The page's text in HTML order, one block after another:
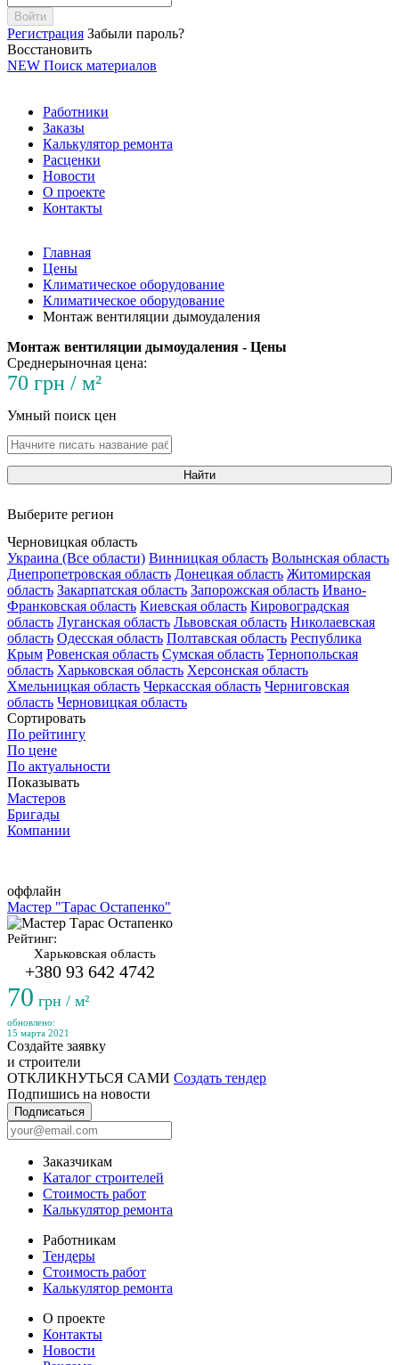
Войти
Регистрация Забыли пароль?
Восстановить
NEW Поиск материалов
Работники
Заказы
Калькулятор ремонта
Расценки
Новости
О проекте
Контакты
Главная
Цены
Климатическое оборудование
Климатическое оборудование
Монтаж вентиляции дымоудаления
Монтаж вентиляции дымоудаления - Цены
Среднерыночная цена:
70 грн / м²
Умный поиск цен
Найти
Выберите регион
Черновицкая область
Украина (Все области) Винницкая область Волынская область
Днепропетровская область Донецкая область Житомирская
область Закарпатская область Запорожская область Ивано-
Франковская область Киевская область Кировоградская
область Луганская область Львовская область Николаевская
область Одесская область Полтавская область Республика
Крым Ровенская область Сумская область Тернопольская
область Харьковская область Херсонская область
Хмельницкая область Черкасская область Черниговская
область Черновицкая область
Сортировать
По рейтингу
По цене
По актуальности
Показывать
Мастеров
Бригады
Компании
оффлайн
Мастер "Тарас Остапенко"
Рейтинг:
Харьковская область
+380 93 642 4742
70 грн / м²
обновлено:
15 марта 2021
Создайте заявку
и строители
ОТКЛИКНУТЬСЯ САМИ Создать тендер
Подпишись на новости
Подписаться
Заказчикам
Каталог строителей
Стоимость работ
Калькулятор ремонта
Работникам
Тендеры
Стоимость работ
Калькулятор ремонта
О проекте
Контакты
Новости